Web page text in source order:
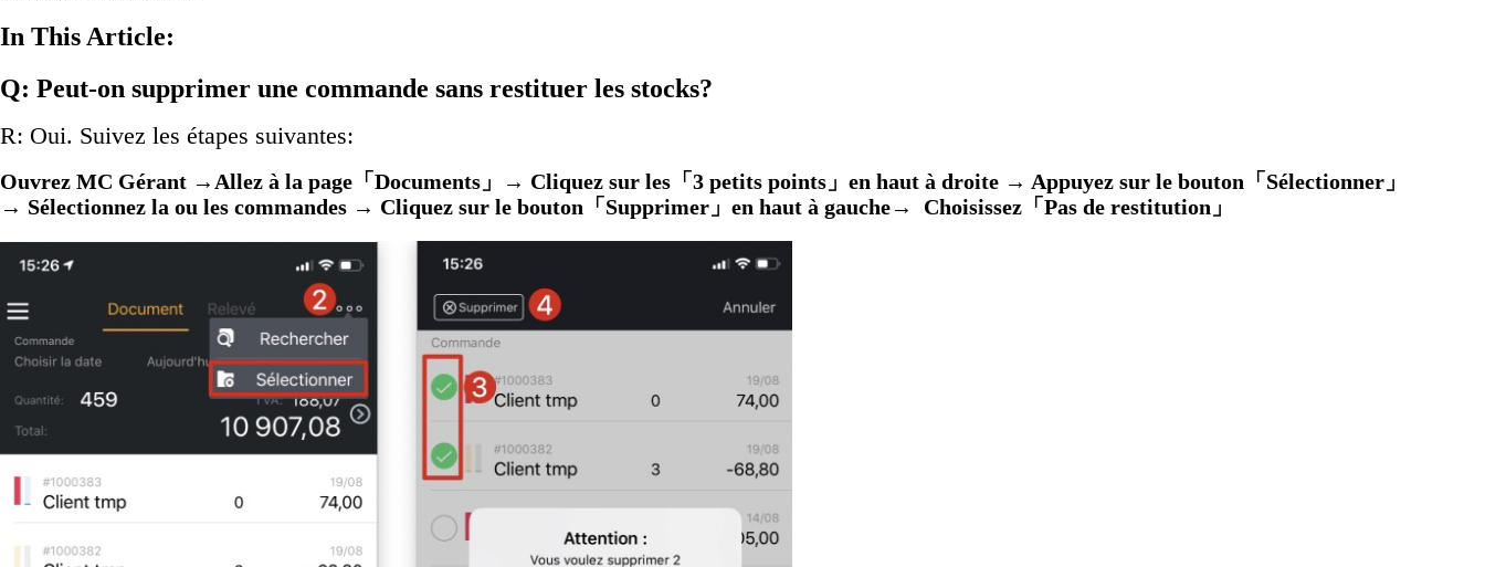
In This Article:
Q: Peut-on supprimer une commande sans restituer les stocks?
R: Oui. Suivez les étapes suivantes:
Ouvrez MC Gérant →Allez à la page「 Documents 」→ Cliquez sur les「 3 petits points 」en haut à droite → Appuyez sur le bouton「Sélectionner」
→ Sélectionnez la ou les commandes → Cliquez sur le bouton「Supprimer」en haut à gauche→ Choisissez「 Pas de restitution 」